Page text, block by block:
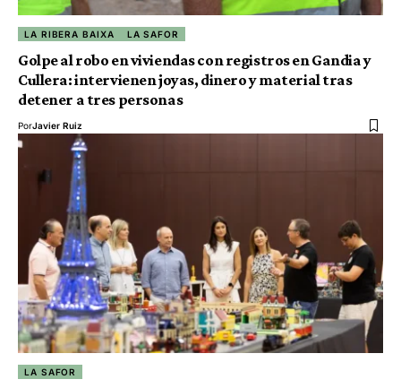
LA RIBERA BAIXA LA SAFOR
Golpe al robo en viviendas con registros en Gandia y
Cullera: intervienen joyas, dinero y material tras
detener a tres personas
PorJavier Ruiz
LA SAFOR